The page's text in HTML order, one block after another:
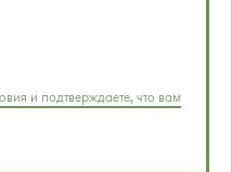
и подтверждаете, что вам